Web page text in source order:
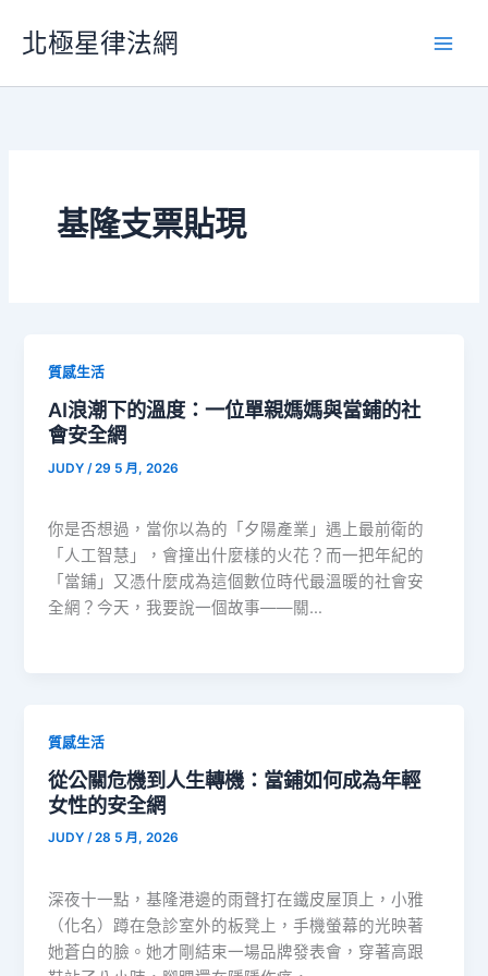
要
北極星律法網
基隆支票貼現
質感生活
AI浪潮下的溫度：一位單親媽媽與當鋪的社
會安全網
JUDY /29 5 月, 2026
你是否想過，當你以為的「夕陽產業」遇上最前衛的
「人工智慧」，會撞出什麼樣的火花？而一把年紀的
「當鋪」又憑什麼成為這個數位時代最溫暖的社會安
全網？今天，我要說一個故事——關…
質感生活
從公關危機到人生轉機：當鋪如何成為年輕
女性的安全網
JUDY/28 5 月, 2026
深夜十一點，基隆港邊的雨聲打在鐵皮屋頂上，小雅
（化名）蹲在急診室外的板凳上，手機螢幕的光映著
她蒼白的臉。她才剛結束一場品牌發表會，穿著高跟